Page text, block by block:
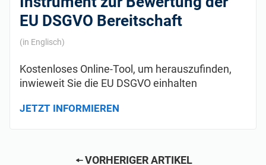
EU DSGVO Bereitschaft
(in Englisch)
Kostenloses Online-Tool, um herauszufinden,
inwieweit Sie die EU DSGVO einhalten
JETZT INFORMIEREN
VORHERIGER ARTIKEL